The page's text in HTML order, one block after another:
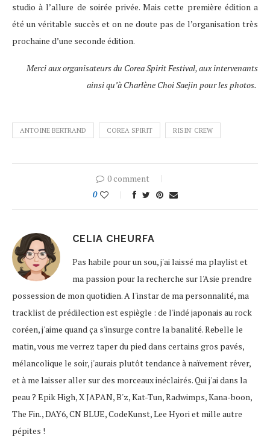
studio à l’allure de soirée privée. Mais cette première édition a
été un véritable succès et on ne doute pas de l’organisation très
prochaine d’une seconde édition.
Merci aux organisateurs du Corea Spirit Festival, aux intervenants
ainsi qu’à Charlène Choi Saejin pour les photos.
ANTOINE BERTRAND COREA SPIRIT RISIN' CREW
0 comment
0
CELIA CHEURFA
Pas habile pour un sou, j'ai laissé ma playlist et
ma passion pour la recherche sur l'Asie prendre
possession de mon quotidien. A l'instar de ma personnalité, ma
tracklist de prédilection est espiègle : de l'indé japonais au rock
coréen, j'aime quand ça s'insurge contre la banalité. Rebelle le
matin, vous me verrez taper du pied dans certains gros pavés,
mélancolique le soir, j'aurais plutôt tendance à naïvement rêver,
et à me laisser aller sur des morceaux inéclairés. Qui j'ai dans la
peau ? Epik High, X JAPAN, B'z, Kat-Tun, Radwimps, Kana-boon,
The Fin., DAY6, CN BLUE, CodeKunst, Lee Hyori et mille autre
pépites !